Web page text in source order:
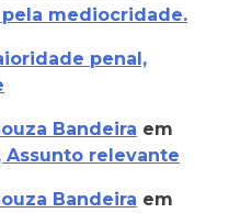
pela mediocridade.
penal,
Bandeira em
Assunto relevante
Bandeira em